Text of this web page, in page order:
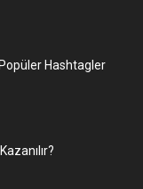
Hashtagler